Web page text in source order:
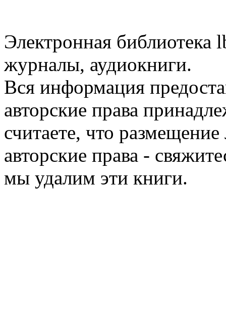
Электронная библиотека
журналы, аудиокниги.
Вся информация
авторские права
считаете, что
авторские права -
мы удалим эти книги.